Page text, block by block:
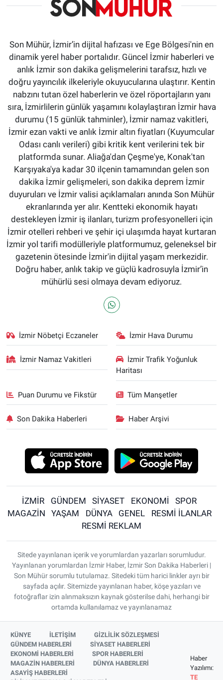
Son Mühür, İzmir’in dijital hafızası ve Ege Bölgesi'nin en
dinamik yerel haber portalıdır. Güncel İzmir haberleri ve
anlık İzmir son dakika gelişmelerini tarafsız, hızlı ve
doğru yayıncılık ilkeleriyle okuyucularına ulaştırır. Kentin
nabzını tutan özel haberlerin ve özel röportajların yanı
sıra, İzmirlilerin günlük yaşamını kolaylaştıran İzmir hava
durumu (15 günlük tahminler), İzmir namaz vakitleri,
İzmir ezan vakti ve anlık İzmir altın fiyatları (Kuyumcular
Odası canlı verileri) gibi kritik kent verilerini tek bir
platformda sunar. Aliağa'dan Çeşme'ye, Konak'tan
Karşıyaka'ya kadar 30 ilçenin tamamından gelen son
dakika İzmir gelişmeleri, son dakika deprem İzmir
duyuruları ve İzmir valisi açıklamaları anında Son Mühür
ekranlarında yer alır. Kentteki ekonomik hayatı
destekleyen İzmir iş ilanları, turizm profesyonelleri için
İzmir otelleri rehberi ve şehir içi ulaşımda hayat kurtaran
İzmir yol tarifi modülleriyle platformumuz, geleneksel bir
gazetenin ötesinde İzmir'in dijital yaşam merkezidir.
Doğru haber, anlık takip ve güçlü kadrosuyla İzmir’in
mühürlü sesi olmaya devam ediyoruz.
İzmir Nöbetçi Eczaneler İzmir Hava Durumu
İzmir Namaz Vakitleri
İzmir Trafik Yoğunluk
Haritası
Puan Durumu ve Fikstür Tüm Manşetler
Son Dakika Haberleri Haber Arşivi
İZMİR GÜNDEM SİYASET EKONOMİ
SPOR
MAGAZİN
YAŞAM DÜNYA GENEL
RESMİ İLANLAR
RESMİ REKLAM
Sitede yayınlanan içerik ve yorumlardan yazarları sorumludur.
Yayınlanan yorumlardan İzmir Haber, İzmir Son Dakika Haberleri |
Son Mühür sorumlu tutulamaz. Sitedeki tüm harici linkler ayrı bir
sayfada açılır. Sitemizde yayınlanan haber, köşe yazıları ve
fotoğraflar izin alınmaksızın kaynak gösterilse dahi, herhangi bir
ortamda kullanılamaz ve yayınlanamaz
KÜNYE İLETİŞİM
GİZLİLİK SÖZLEŞMESİ
GÜNDEM HABERLERİ
SİYASET HABERLERİ
EKONOMİ HABERLERİ
SPOR HABERLERİ
MAGAZİN HABERLERİ
DÜNYA HABERLERİ
ASAYİŞ HABERLERİ
Haber
Yazılımı:
TE